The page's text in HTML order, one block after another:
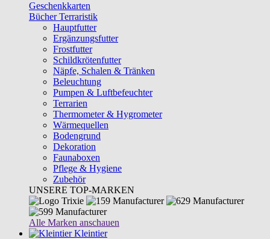
Geschenkkarten
Bücher Terraristik
Hauptfutter
Ergänzungsfutter
Frostfutter
Schildkrötenfutter
Näpfe, Schalen & Tränken
Beleuchtung
Pumpen & Luftbefeuchter
Terrarien
Thermometer & Hygrometer
Wärmequellen
Bodengrund
Dekoration
Faunaboxen
Pflege & Hygiene
Zubehör
UNSERE TOP-MARKEN
Alle Marken anschauen
Kleintier